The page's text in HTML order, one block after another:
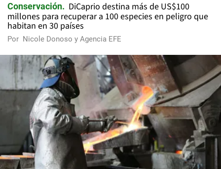
Conservación
DiCaprio destina más de US$100
millones para recuperar a 100 especies en peligro que
habitan en 30 países
Por Nicole Donoso y Agencia EFE